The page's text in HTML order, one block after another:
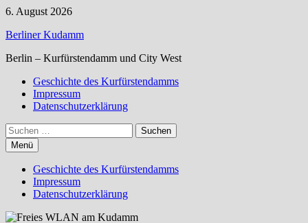
Zum
springen
6. August 2026
Berliner Kudamm
Berlin – Kurfürstendamm und City West
Geschichte des Kurfürstendamms
Impressum
Datenschutzerklärung
Suchen
nach:
Menü
Geschichte des Kurfürstendamms
Impressum
Datenschutzerklärung